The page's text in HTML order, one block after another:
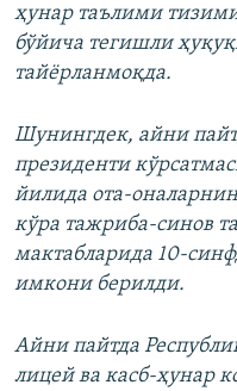
ҳунар таълими
бўйича тегишли
тайёрланмоқда.
Шунингдек, айни
президенти
йилида ота-
кўра тажриба-синов
мактабларида 10-
имкони берилди.
Айни пайтда
лицей ва касб-ҳунар